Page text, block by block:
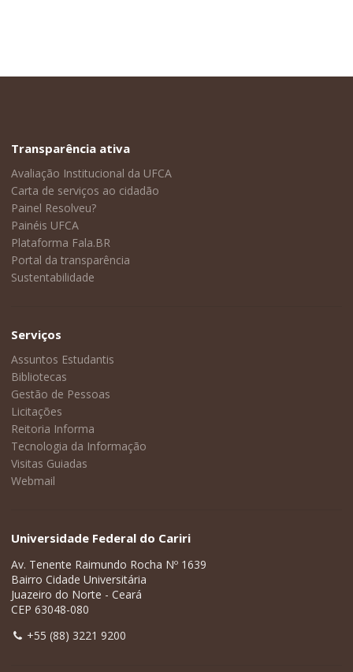
Transparência ativa
Avaliação Institucional da UFCA
Carta de serviços ao cidadão
Painel Resolveu?
Painéis UFCA
Plataforma Fala.BR
Portal da transparência
Sustentabilidade
Serviços
Assuntos Estudantis
Bibliotecas
Gestão de Pessoas
Licitações
Reitoria Informa
Tecnologia da Informação
Visitas Guiadas
Webmail
Universidade Federal do Cariri
Av. Tenente Raimundo Rocha Nº 1639
Bairro Cidade Universitária
Juazeiro do Norte - Ceará
CEP 63048-080
+55 (88) 3221 9200